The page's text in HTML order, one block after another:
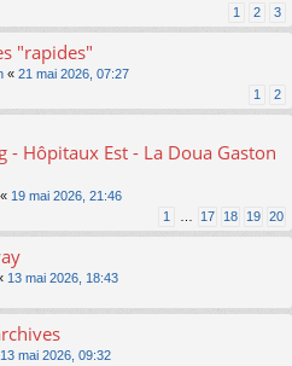
1 2 3
"rapides"
« 21 mai 2026, 07:27
1 2
- Hôpitaux Est - La Doua Gaston
« 19 mai 2026, 21:46
1 17 18 19 20
13 mai 2026, 18:43
13 mai 2026, 09:32